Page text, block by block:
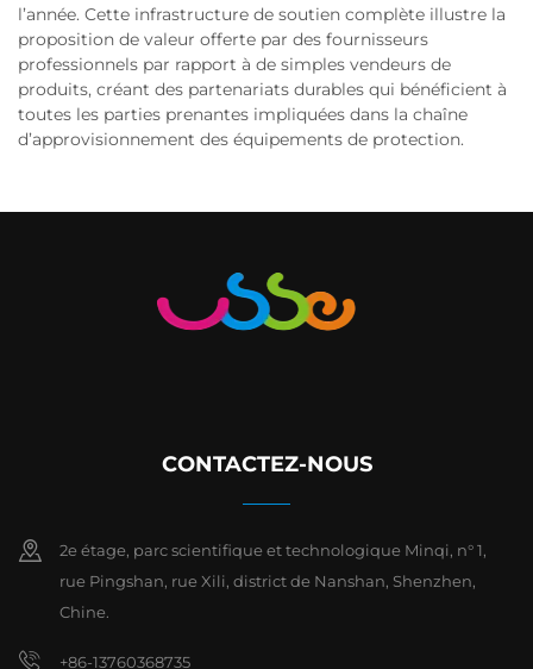
l’année. Cette infrastructure de soutien complète illustre la
proposition de valeur offerte par des fournisseurs
professionnels par rapport à de simples vendeurs de
produits, créant des partenariats durables qui bénéficient à
toutes les parties prenantes impliquées dans la chaîne
d’approvisionnement des équipements de protection.
CONTACTEZ-NOUS
2e étage, parc scientifique et technologique Minqi, n° 1,
rue Pingshan, rue Xili, district de Nanshan, Shenzhen,
Chine.
+86-13760368735